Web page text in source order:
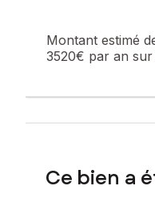
Montant estimé
3520€ par an sur
Ce bien a